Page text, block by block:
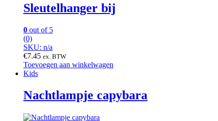
Sleutelhanger bij
0 out of 5
(0)
SKU: n/a
€7.45 ex. BTW
Toevoegen aan winkelwagen
Kids
Nachtlampje capybara